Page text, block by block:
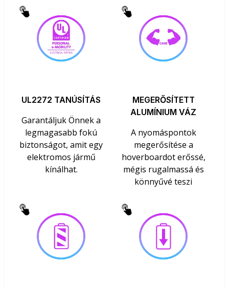
UL2272 TANÚSÍTÁS
Garantáljuk Önnek a
legmagasabb fokú
biztonságot, amit egy
elektromos jármű
kínálhat.
MEGERŐSÍTETT
ALUMÍNIUM VÁZ
A nyomáspontok
megerősítése a
hoverboardot erőssé,
mégis rugalmassá és
könnyűvé teszi